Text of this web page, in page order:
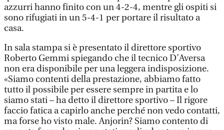
azzurri hanno finito con un 4-2-4, mentre gli ospiti si
sono rifugiati in un 5-4-1 per portare il risultato a
casa.
In sala stampa si è presentato il direttore sportivo
Roberto Gemmi spiegando che il tecnico D’Aversa
non era disponibile per una leggera indisposizione.
«Siamo contenti della prestazione, abbiamo fatto
tutto il possibile per essere sempre in partita e lo
siamo stati – ha detto il direttore sportivo – Il rigore
faccio fatica a capirlo anche perché non vedo contatti,
ma forse ho visto male. Anjorin? Siamo contento di